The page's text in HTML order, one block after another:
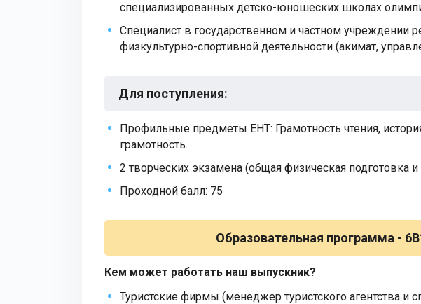
специализированных детско-юношеских школах
Специалист в государственном и частном учреждении
физкультурно-спортивной деятельности (акимат,
Для поступления:
Профильные предметы ЕНТ: Грамотность чтения,
грамотность.
2 творческих экзамена (общая физическая подготовка
Проходной балл: 75
Образовательная программа -
Кем может работать наш выпускник?
Туристские фирмы (менеджер туристского агентства и